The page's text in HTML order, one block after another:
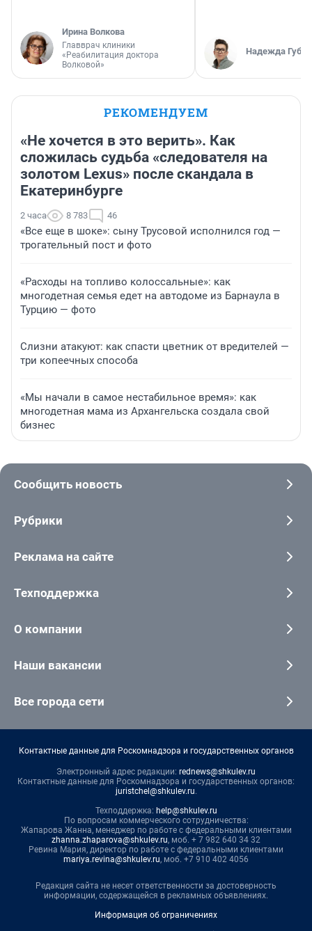
Ирина Волкова
Главврач клиники
«Реабилитация доктора
Волковой»
Надежда
РЕКОМЕНДУЕМ
«Не хочется в это верить». Как
сложилась судьба «следователя на
золотом Lexus» после скандала в
Екатеринбурге
2 часа 8 783 46
«Все еще в шоке»: сыну Трусовой исполнился год —
трогательный пост и фото
«Расходы на топливо колоссальные»: как
многодетная семья едет на автодоме из Барнаула в
Турцию — фото
Слизни атакуют: как спасти цветник от вредителей —
три копеечных способа
«Мы начали в самое нестабильное время»: как
многодетная мама из Архангельска создала свой
бизнес
Сообщить новость
Рубрики
Реклама на сайте
Техподдержка
О компании
Наши вакансии
Все города сети
Контактные данные для Роскомнадзора и государственных органов
Электронный адрес редакции: rednews@shkulev.ru
Контактные данные для Роскомнадзора и государственных органов:
juristchel@shkulev.ru.
Техподдержка: help@shkulev.ru
По вопросам коммерческого сотрудничества:
Жапарова Жанна, менеджер по работе с федеральными клиентами
zhanna.zhaparova@shkulev.ru, моб. + 7 982 640 34 32
Ревина Мария, директор по работе с федеральными клиентами
mariya.revina@shkulev.ru, моб. +7 910 402 4056
Редакция сайта не несет ответственности за достоверность
информации, содержащейся в рекламных объявлениях.
Информация об ограничениях